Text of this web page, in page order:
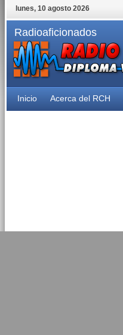
lunes, 10 agosto 2026
Radioaficionados
Inicio Acerca del RCH